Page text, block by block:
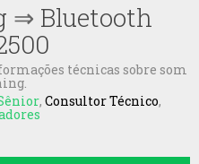
⇒ Bluetooth
técnicas sobre som
, Consultor Técnico,